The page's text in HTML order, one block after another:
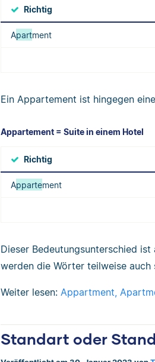
Richtig
Apartment
Ein Appartement ist hingegen
Appartement = Suite in einem Hotel
Richtig
Appartement
Dieser Bedeutungsunterschied
werden die Wörter teilweise auch
Weiter lesen: Appartment,
Standart oder